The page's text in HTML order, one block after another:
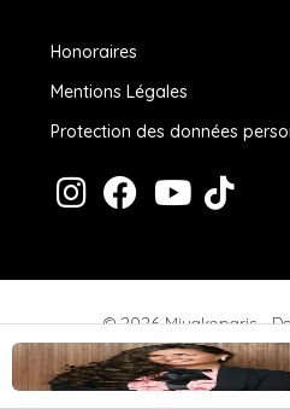
Honoraires
Mentions Légales
Protection des données
© 2026 Miyakoparis -
Honoraires Mentions Légales